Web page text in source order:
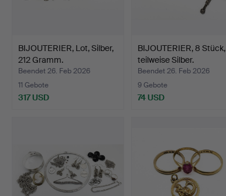
BIJOUTERIER, Lot, Silber,
212 Gramm.
Beendet 26. Feb 2026
11 Gebote
317 USD
BIJOUTERIER, 8 Stück,
teilweise Silber.
Beendet 26. Feb 2026
9 Gebote
74 USD